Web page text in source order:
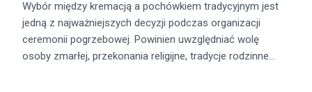
Wybór między kremacją a pochówkiem tradycyjnym jest
jedną z najważniejszych decyzji podczas organizacji
ceremonii pogrzebowej. Powinien uwzględniać wolę
osoby zmarłej, przekonania religijne, tradycje rodzinne…